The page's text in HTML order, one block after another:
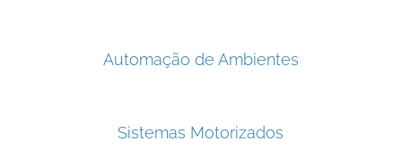
Automação de Ambientes
Sistemas Motorizados